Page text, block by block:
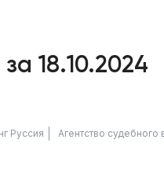
18.10.2024
Руссия Агентство судебного